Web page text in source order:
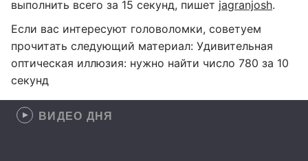
выполнить всего за 15 секунд, пишет jagranjosh.
Если вас интересуют головоломки, советуем
прочитать следующий материал: Удивительная
оптическая иллюзия: нужно найти число 780 за 10
секунд
ВИДЕО ДНЯ